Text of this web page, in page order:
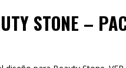
STONE –